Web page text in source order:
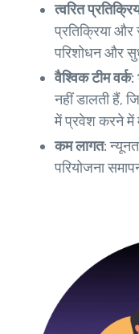
त्वरित
प्रतिक्रिया
परिशोधन और
वैश्विक टीम वर्क:
नहीं डालती हैं,
में प्रवेश करने में
कम लागत:
परियोजना